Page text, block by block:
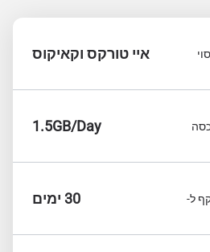
איי טורקס וקאיקוס
1.5GB/Day
ל- 30 ימים